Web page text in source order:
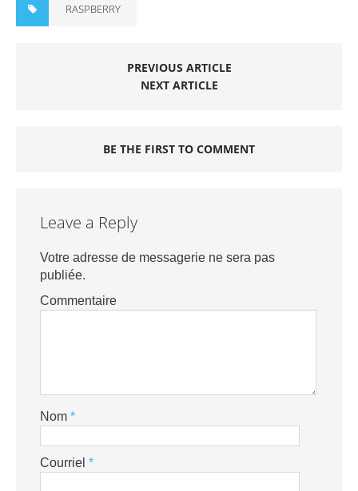
RASPBERRY
PREVIOUS ARTICLE
NEXT ARTICLE
BE THE FIRST TO COMMENT
Leave a Reply
Votre adresse de messagerie ne sera pas
publiée.
Commentaire
Nom *
Courriel *